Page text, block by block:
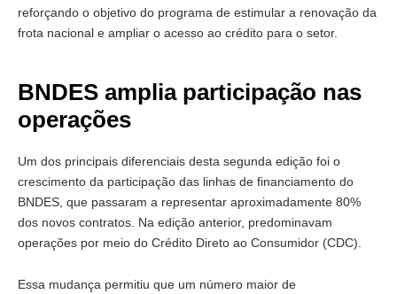
reforçando o objetivo do programa de estimular a renovação da
frota nacional e ampliar o acesso ao crédito para o setor.
BNDES amplia participação nas
operações
Um dos principais diferenciais desta segunda edição foi o
crescimento da participação das linhas de financiamento do
BNDES, que passaram a representar aproximadamente 80%
dos novos contratos. Na edição anterior, predominavam
operações por meio do Crédito Direto ao Consumidor (CDC).
Essa mudança permitiu que um número maior de